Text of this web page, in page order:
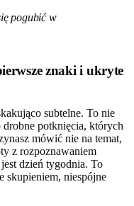
pogubić w
znaki i ukryte
subtelne. To nie
potknięcia, których
mówić nie na temat,
z rozpoznawaniem
dzień tygodnia. To
skupieniem, niespójne